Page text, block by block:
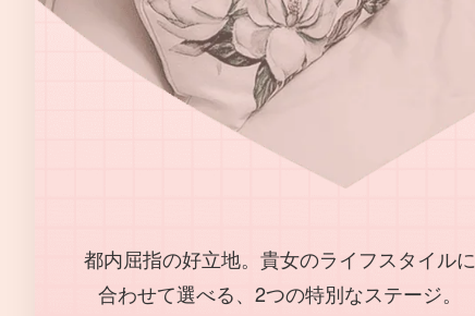
都内屈指の好立地。貴女のライフスタイルに
合わせて選べる、2つの特別なステージ。